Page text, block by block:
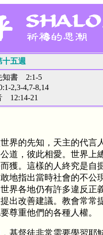
十五週
知書 2:1-5
2,3-4,7-8,14
12:14-21
界的先知，天主的代言
道，彼此相愛。世界上
獲。這樣的人終究是自
地指出當時社會的不公
界各地仍有許多違反正
出改善建議。教會常常
尊重他們的各種人權。
基督徒非常需要學習耶